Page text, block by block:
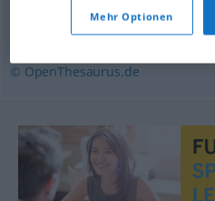
kaufen (Hauptform) aufkaufen
© OpenThesaurus.de
Mehr Optionen